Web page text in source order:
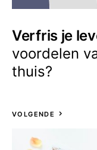
Verfris je
voordelen
thuis?
VOLGENDE